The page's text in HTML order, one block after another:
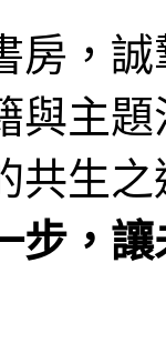
房，
與主
共生之
步，